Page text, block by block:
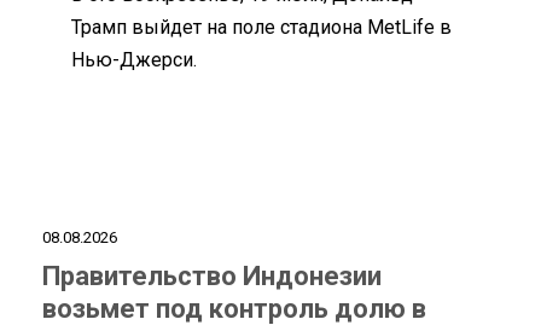
Трамп выйдет на поле стадиона MetLife в
Нью-Джерси.
08.08.2026
Правительство Индонезии
возьмет под контроль долю в